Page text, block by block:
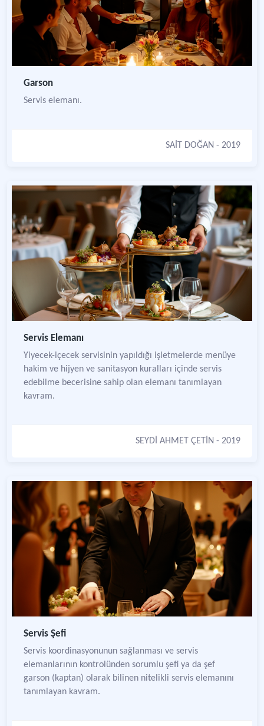
Garson
Servis elemanı.
SAİT DOĞAN - 2019
Servis Elemanı
Yiyecek-içecek servisinin yapıldığı işletmelerde menüye
hakim ve hijyen ve sanitasyon kuralları içinde servis
edebilme becerisine sahip olan elemanı tanımlayan
kavram.
SEYDİ AHMET ÇETİN - 2019
Servis Şefi
Servis koordinasyonunun sağlanması ve servis
elemanlarının kontrolünden sorumlu şefi ya da şef
garson (kaptan) olarak bilinen nitelikli servis elemanını
tanımlayan kavram.